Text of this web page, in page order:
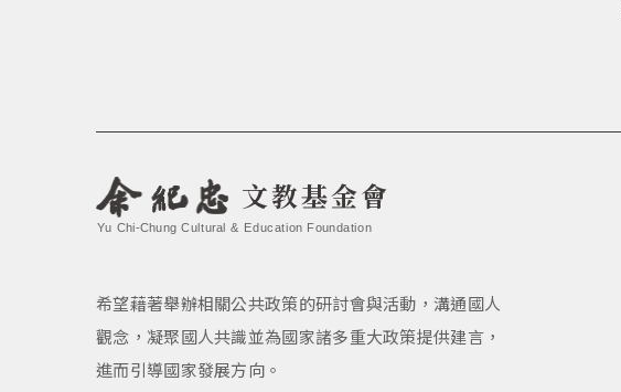
文教基金會
Yu Chi-Chung Cultural & Education Foundation
希望藉著舉辦相關公共政策的研討會與活動，溝通國人
觀念，凝聚國人共識並為國家諸多重大政策提供建言，
進而引導國家發展方向。